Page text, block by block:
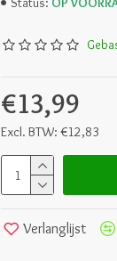
€13,99
Excl. BTW: €12,83
Verlanglijst